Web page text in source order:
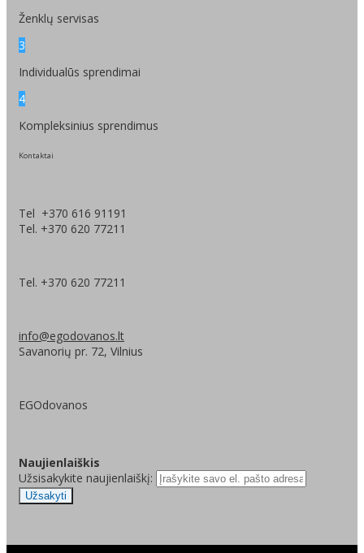
Ženklų servisas
3
Individualūs sprendimai
4
Kompleksinius sprendimus
Kontaktai
Tel +370 616 91191
Tel. +370 620 77211
Tel. +370 620 77211
info@egodovanos.lt
Savanorių pr. 72, Vilnius
EGOdovanos
Naujienlaiškis
Užsisakykite naujienlaiškį:
Užsakyti